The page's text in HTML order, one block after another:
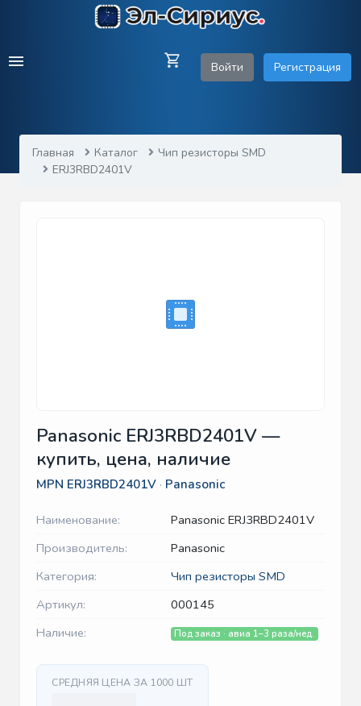
Войти Регистрация
Главная Каталог
Чип резисторы SMD
ERJ3RBD2401V
Panasonic ERJ3RBD2401V —
купить, цена, наличие
MPN ERJ3RBD2401V · Panasonic
Наименование:
Panasonic ERJ3RBD2401V
Производитель:
Panasonic
Категория:
Чип резисторы SMD
Артикул:
000145
Наличие:
Под заказ · авиа 1–3 раза/нед.
СРЕДНЯЯ ЦЕНА ЗА 1000 ШТ